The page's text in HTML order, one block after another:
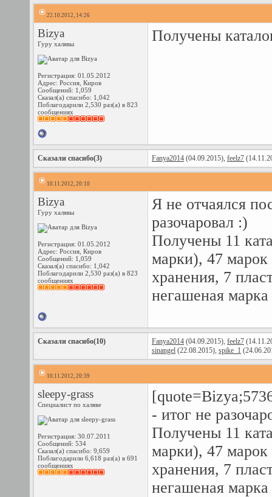
22.10.2012, 14:26
Bizya
Гуру халявы
Регистрация: 01.05.2012
Адрес: Россия, Киров
Сообщений: 1,059
Сказал(а) спасибо: 1,042
Поблагодарили 2,530 раз(а) в 823
сообщениях
Получены
Сказали спасибо(3) Fanya2014 (04.09.2015), feelz7
10.11.2012, 20:10
Bizya
Гуру халявы
Регистрация: 01.05.2012
Адрес: Россия, Киров
Сообщений: 1,059
Сказал(а) спасибо: 1,042
Поблагодарили 2,530 раз(а) в 823
сообщениях
Я не отчаялся
разочаровал :)
Получены 11
марки), 47 марок
хранения, 7
негашеная
Сказали спасибо(10) Fanya2014 (04.09.2015), feelz7
sinangel (22.08.2015), spike_1
10.11.2012, 20:39
sleepy-grass
Специалист по халяве
Регистрация: 30.07.2011
Сообщений: 534
Сказал(а) спасибо: 9,659
Поблагодарили 6,618 раз(а) в 691
сообщениях
- итог не
Получены 11
марки), 47 марок
хранения, 7
негашеная